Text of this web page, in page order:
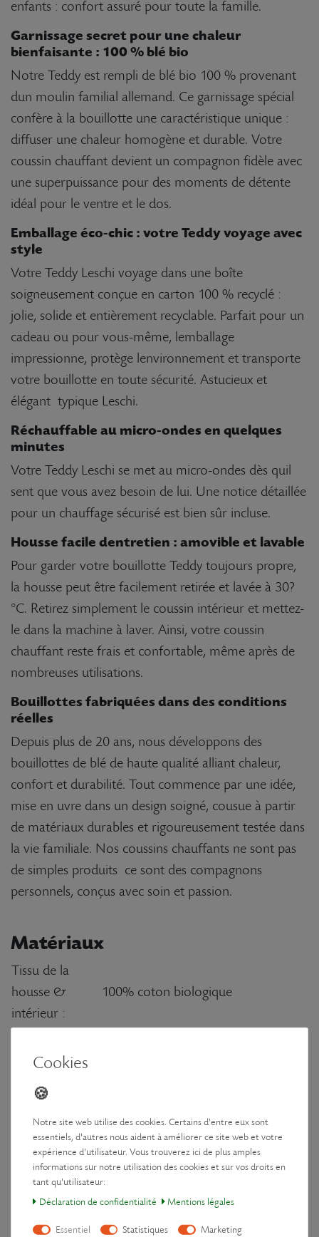
enfants : confort assuré pour toute la famille.
Garnissage secret pour une chaleur
bienfaisante : 100 % blé bio
Notre Teddy est rempli de blé bio 100 % provenant
dun moulin familial allemand. Ce garnissage spécial
confère à la bouillotte une caractéristique unique :
diffuser une chaleur homogène et durable. Votre
coussin chauffant devient un compagnon fidèle avec
une superpuissance pour des moments de détente 
idéal pour le ventre et le dos.
Emballage éco-chic : votre Teddy voyage avec
style
Votre Teddy Leschi voyage dans une boîte
soigneusement conçue en carton 100 % recyclé :
jolie, solide et entièrement recyclable. Parfait pour un
cadeau ou pour vous-même, lemballage
impressionne, protège lenvironnement et transporte
votre bouillotte en toute sécurité. Astucieux et
élégant  typique Leschi.
Réchauffable au micro-ondes en quelques
minutes
Votre Teddy Leschi se met au micro-ondes dès quil
sent que vous avez besoin de lui. Une notice détaillée
pour un chauffage sécurisé est bien sûr incluse.
Housse facile dentretien : amovible et lavable
Pour garder votre bouillotte Teddy toujours propre,
la housse peut être facilement retirée et lavée à 30?
°C. Retirez simplement le coussin intérieur et mettez-
le dans la machine à laver. Ainsi, votre coussin
chauffant reste frais et confortable, même après de
nombreuses utilisations.
Bouillottes fabriquées dans des conditions
réelles
Depuis plus de 20 ans, nous développons des
bouillottes de blé de haute qualité alliant chaleur,
confort et durabilité. Tout commence par une idée,
mise en uvre dans un design soigné, cousue à partir
de matériaux durables et rigoureusement testée dans
la vie familiale. Nos coussins chauffants ne sont pas
de simples produits  ce sont des compagnons
personnels, conçus avec soin et passion.
Matériaux
Tissu de la
housse &
intérieur :
100% coton biologique
(accumulateur
coutures durables
Emballage :
Carton 100% recyclé (entièrement
recyclable)
Spécifications
Cookies
Notre site web utilise des cookies. Certains d'entre eux sont
essentiels, d'autres nous aident à améliorer ce site web et votre
expérience d'utilisateur. Vous trouverez ici de plus amples
informations sur notre utilisation des cookies et sur vos droits en
tant qu'utilisateur:
Déclaration de confidentialité
Mentions légales
Essentiel Statistiques Marketing